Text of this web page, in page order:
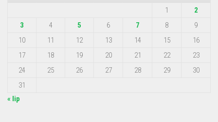
1
2
3
4 5 6 7 8
9
10
11 12 13 14 15
16
17
18 19 20 21 22
23
24
25 26 27 28 29
30
31
« lip